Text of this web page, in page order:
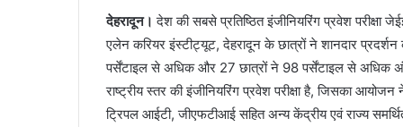
देहरादून। देश की सबसे प्रतिष्ठित इंजीनियरिंग प्रवेश
एलेन करियर इंस्टीट्यूट, देहरादून के छात्रों ने शानदार
पर्सेंटाइल से अधिक और 27 छात्रों ने 98 पर्सेंटाइल से अधिक
राष्ट्रीय स्तर की इंजीनियरिंग प्रवेश परीक्षा है, जिसका
ट्रिपल आईटी, जीएफटीआई सहित अन्य केंद्रीय एवं राज्य